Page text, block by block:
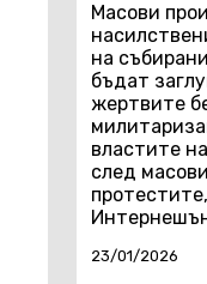
Масови
на
бъдат
жертвите
властите
след
23/01/2026